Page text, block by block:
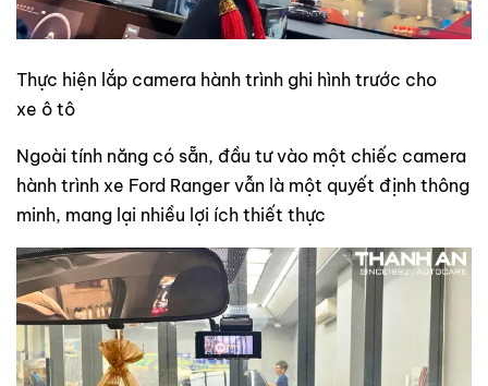
Thực hiện lắp camera hành trình ghi hình trước cho
xe ô tô
Ngoài tính năng có sẵn, đầu tư vào một chiếc camera
hành trình xe Ford Ranger vẫn là một quyết định thông
minh, mang lại nhiều lợi ích thiết thực